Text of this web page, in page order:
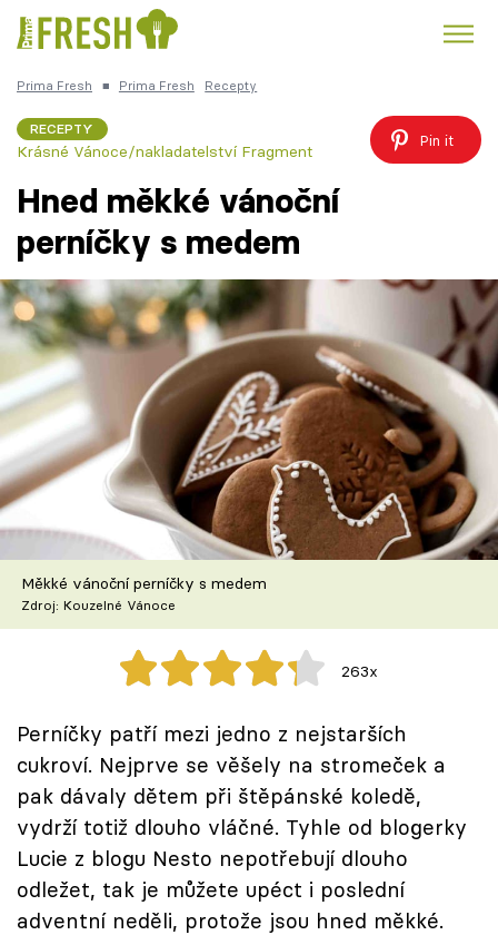
Česká kuchyně Čokoláda
Témata
Recepty
Články
TV Program
Škola vaření
Recepty z TV
Speciál: Cuketa
Těhotnej kuchař
Sledujte prima+
Přihlášení
Sledujte nás
Prima Fresh ■ Prima Fresh Recepty
RECEPTY
Krásné Vánoce/nakladatelství Fragment
Pin it
Hned měkké vánoční
perníčky s medem
Měkké vánoční perníčky s medem
Zdroj: Kouzelné Vánoce
263x
Perníčky patří mezi jedno z nejstarších
cukroví. Nejprve se věšely na stromeček a
pak dávaly dětem při štěpánské koledě,
vydrží totiž dlouho vláčné. Tyhle od blogerky
Lucie z blogu Nesto nepotřebují dlouho
odležet, tak je můžete upéct i poslední
adventní neděli, protože jsou hned měkké.